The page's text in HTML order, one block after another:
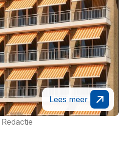
Lees meer
Redactie